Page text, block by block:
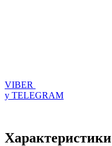
VIBER
у TELEGRAM
Характеристики